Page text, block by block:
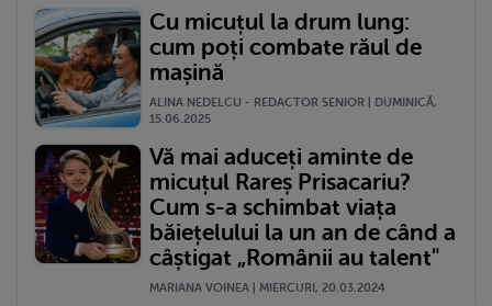
Cu micuțul la drum lung:
cum poți combate răul de
mașină
ALINA NEDELCU - REDACTOR SENIOR | DUMINICĂ,
15.06.2025
Vă mai aduceți aminte de
micuțul Rareș Prisacariu?
Cum s-a schimbat viața
băiețelului la un an de când a
câștigat „Românii au talent"
MARIANA VOINEA | MIERCURI, 20.03.2024